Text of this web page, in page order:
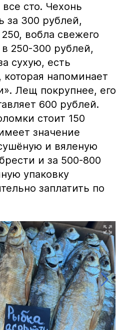
все сто. Чехонь
за 300 рублей,
вобла свежего
250-300 рублей,
сухую, есть
напоминает
Лещ покрупнее, его
600 рублей.
стоит 150
значение
и вяленую
и за 500-800
упаковку
заплатить по